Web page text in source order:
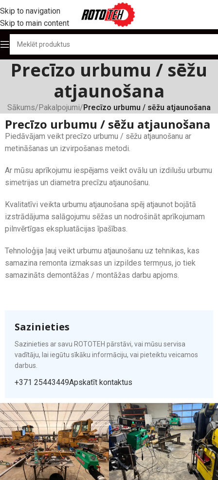
Skip to navigation
Skip to main content
Precīzo urbumu / sēžu
atjaunošana
Sākums/Pakalpojumi/Precīzo urbumu / sēžu atjaunošana
Precīzo urbumu / sēžu atjaunošana
Piedāvājam veikt precīzo urbumu / sēžu atjaunošanu ar
metināšanas un izvirpošanas metodi.
Ar mūsu aprīkojumu iespējams veikt ovālu un izdilušu urbumu
simetrijas un diametra precīzu atjaunošanu.
Kvalitatīvi veikta urbumu atjaunošana spēj atjaunot bojātā
izstrādājuma salāgojumu sēžas un nodrošināt aprīkojumam
pilnvērtīgas ekspluatācijas īpašības.
Tehnoloģija ļauj veikt urbumu atjaunošanu uz tehnikas, kas
samazina remonta izmaksas un izpildes termņus, jo tiek
samazināts demontāžas / montāžas darbu apjoms.
Sazinieties
Sazinieties ar savu ROTOTEH pārstāvi, vai mūsu servisa
vadītāju, lai iegūtu sīkāku informāciju, vai pieteiktu veicamos
darbus.
+371 25443449Apskatīt kontaktus